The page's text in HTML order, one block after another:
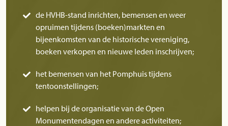
de HVHB-stand inrichten, bemensen en weer
opruimen tijdens (boeken)markten en
bijeenkomsten van de historische vereniging,
boeken verkopen en nieuwe leden inschrijven;
het bemensen van het Pomphuis tijdens
tentoonstellingen;
helpen bij de organisatie van de Open
Monumentendagen en andere activiteiten;